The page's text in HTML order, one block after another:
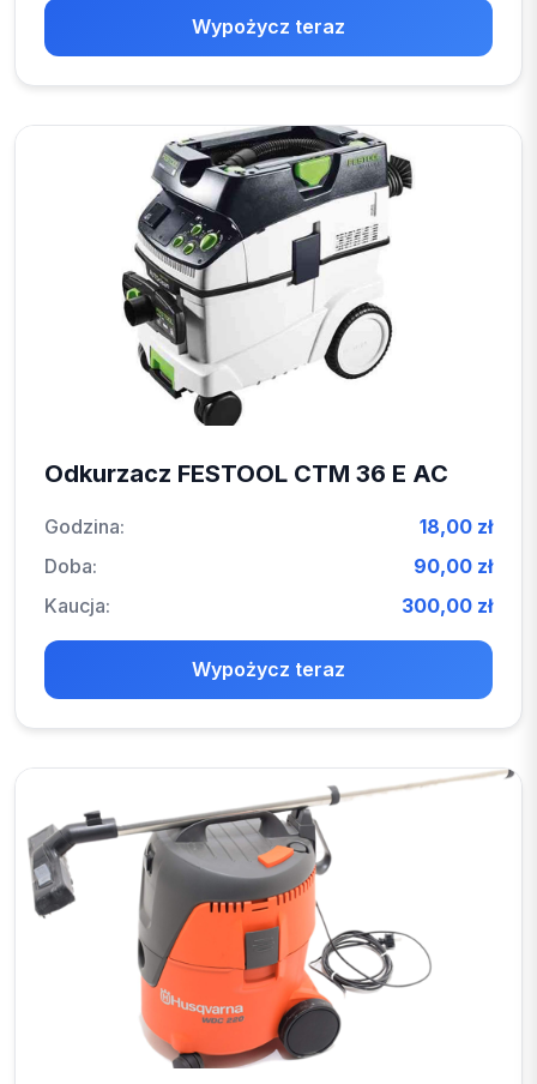
Wypożycz teraz
Odkurzacz FESTOOL CTM 36 E AC
Godzina:
18,00 zł
Doba:
90,00 zł
Kaucja:
300,00 zł
Wypożycz teraz